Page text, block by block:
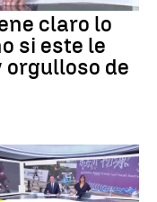
claro lo
si este le
de